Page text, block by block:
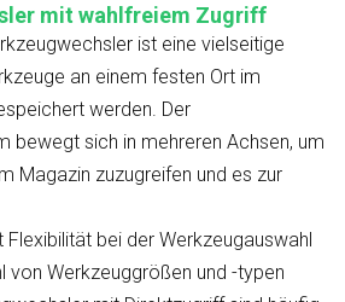
mit wahlfreiem Zugriff
ist eine vielseitige
an einem festen Ort im
werden. Der
bewegt sich in mehreren Achsen, um
Magazin zuzugreifen und es zur
bei der Werkzeugauswahl
von Werkzeuggrößen und -typen